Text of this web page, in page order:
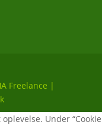
Freelance |
Under “Cookie